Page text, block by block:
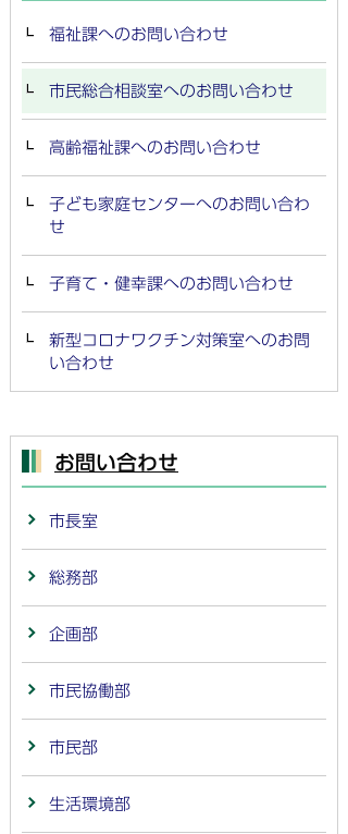
福祉課へのお問い合わせ
市民総合相談室へのお問い合わせ
高齢福祉課へのお問い合わせ
子ども家庭センターへのお問い合わ
せ
子育て・健幸課へのお問い合わせ
新型コロナワクチン対策室へのお問
い合わせ
お問い合わせ
市長室
総務部
企画部
市民協働部
市民部
生活環境部